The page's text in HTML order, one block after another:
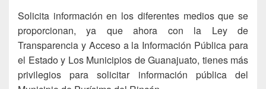
Solicita información en los diferentes medios que se
proporcionan, ya que ahora con la Ley de
Transparencia y Acceso a la Información Pública para
el Estado y Los Municipios de Guanajuato, tienes más
privilegios para solicitar información pública del